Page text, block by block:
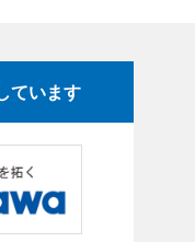
ています